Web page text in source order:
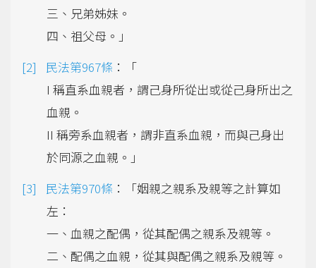
三、兄弟姊妹。
四、祖父母。」
民法第967條 ：「
I 稱直系血親者，謂己身所從出或從己身所出之
血親。
II 稱旁系血親者，謂非直系血親，而與己身出
於同源之血親。」
民法第970條 ：「姻親之親系及親等之計算如
左：
一、血親之配偶，從其配偶之親系及親等。
二、配偶之血親，從其與配偶之親系及親等。